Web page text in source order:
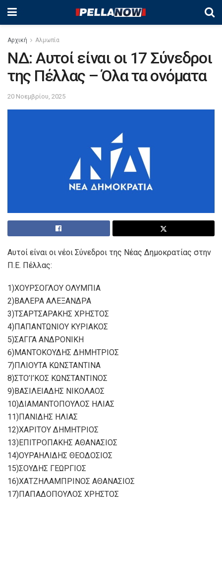
Αρχική Αλμωπία
ΝΔ: Αυτοί είναι οι 17 Σύνεδροι
της Πέλλας – Όλα τα ονόματα
20 Νοεμβρίου, 2025
Αυτοί είναι οι νέοι Σύνεδροι της Νέας Δημοκρατίας στην
Π.Ε. Πέλλας:
1)ΧΟΥΡΣΟΓΛΟΥ ΟΛΥΜΠΙΑ
2)ΒΑΛΕΡΑ ΑΛΕΞΑΝΔΡΑ
3)ΤΣΑΡΤΣΑΡΑΚΗΣ ΧΡΗΣΤΟΣ
4)ΠΑΠΑΝΤΩΝΙΟΥ ΚΥΡΙΑΚΟΣ
5)ΣΑΓΓΑ ΑΝΔΡΟΝΙΚΗ
6)ΜΑΝΤΟΚΟΥΔΗΣ ΔΗΜΗΤΡΙΟΣ
7)ΠΛΙΟΥΤΑ ΚΩΝΣΤΑΝΤΙΝΑ
8)ΣΤΟ’Ι’ΚΟΣ ΚΩΝΣΤΑΝΤΙΝΟΣ
9)ΒΑΣΙΛΕΙΑΔΗΣ ΝΙΚΟΛΑΟΣ
10)ΔΙΑΜΑΝΤΟΠΟΥΛΟΣ ΗΛΙΑΣ
11)ΠΑΝΙΔΗΣ ΗΛΙΑΣ
12)ΧΑΡΙΤΟΥ ΔΗΜΗΤΡΙΟΣ
13)ΕΠΙΤΡΟΠΑΚΗΣ ΑΘΑΝΑΣΙΟΣ
14)ΟΥΡΑΗΛΙΔΗΣ ΘΕΟΔΟΣΙΟΣ
15)ΣΟΥΔΗΣ ΓΕΩΡΓΙΟΣ
16)ΧΑΤΖΗΛΑΜΠΡΙΝΟΣ ΑΘΑΝΑΣΙΟΣ
17)ΠΑΠΑΔΟΠΟΥΛΟΣ ΧΡΗΣΤΟΣ